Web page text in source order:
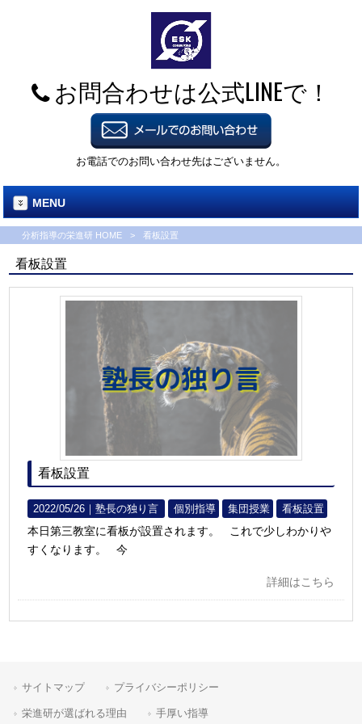
お問合わせは公式LINEで！
お電話でのお問い合わせ先はございません。
MENU
分析指導の栄進研 HOME > 看板設置
看板設置
看板設置
2022/05/26｜塾長の独り言 個別指導 集団授業 看板設置
本日第三教室に看板が設置されます。 これで少しわかりや
すくなります。 今
詳細はこちら
サイトマップ プライバシーポリシー
栄進研が選ばれる理由 手厚い指導